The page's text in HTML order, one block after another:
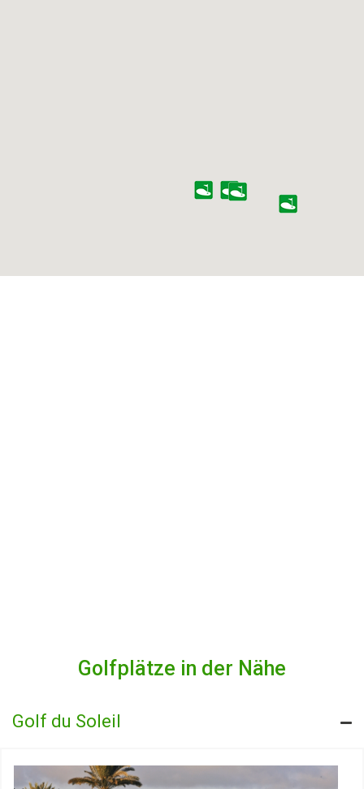
Golfplätze in der Nähe
Golf du Soleil